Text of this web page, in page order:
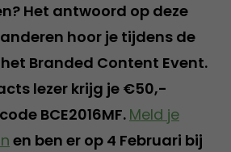
Het antwoord op deze
hoor je tijdens de
Branded Content Event.
lezer krijg je €50,-
BCE2016MF. Meld je
en ben er op 4 Februari bij